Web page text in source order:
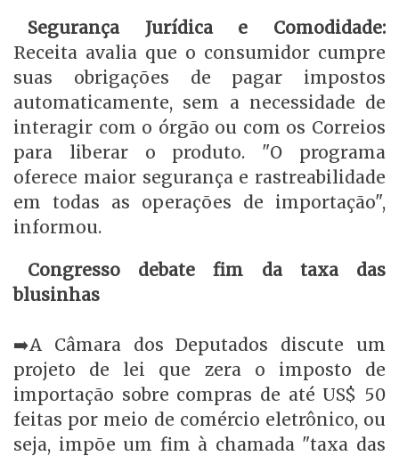
Segurança Jurídica e Comodidade:
Receita avalia que o consumidor cumpre
suas obrigações de pagar impostos
automaticamente, sem a necessidade de
interagir com o órgão ou com os Correios
para liberar o produto. "O programa
oferece maior segurança e rastreabilidade
em todas as operações de importação",
informou.
Congresso debate fim da taxa das
blusinhas
➡️A Câmara dos Deputados discute um
projeto de lei que zera o imposto de
importação sobre compras de até US$ 50
feitas por meio de comércio eletrônico, ou
seja, impõe um fim à chamada "taxa das